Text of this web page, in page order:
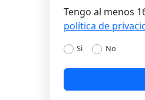
Tengo al menos
política de
Si No